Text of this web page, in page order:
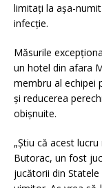
limitați la așa-
infecție.
Măsurile
un hotel din afara
membru al echipei
și reducerea
obișnuite.
„Știu că acest
Butorac, un fost
jucătorii din